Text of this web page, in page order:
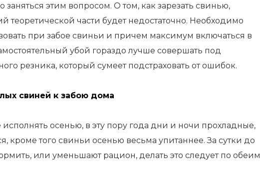
этим вопросом. О том, как зарезать свинью,
теоретической части будет недостаточно. Необходимо
при забое свиньи и причем максимум включаться в
убой гораздо лучше совершать под
резника, который сумеет подстраховать от ошибок.
свиней к забою дома
осенью, в эту пору года дни и ночи прохладные,
кроме того свиньи осенью весьма упитаннее. За сутки до
или уменьшают рацион, делать это следует по обеим